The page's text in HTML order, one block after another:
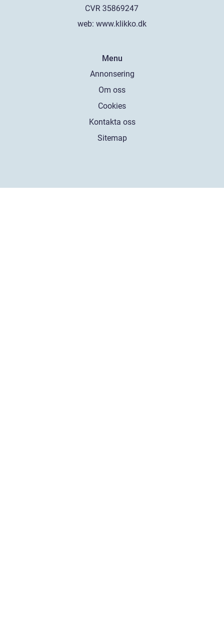
web: www.klikko.dk
Menu
Annonsering
Om oss
Cookies
Kontakta oss
Sitemap